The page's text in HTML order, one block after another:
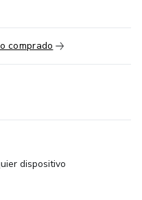
en tu ciudad y
con baja inversión
una nueva fuente
comprado
dispositivo